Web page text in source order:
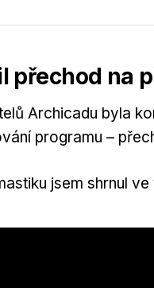
přechod na
Archicadu byla
programu –
jsem shrnul ve